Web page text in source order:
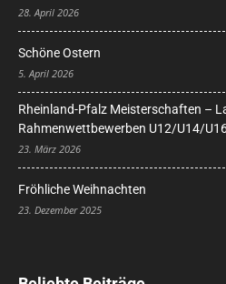
28. April 2026
Schöne Ostern
5. April 2026
Rheinland-Pfalz Meisterschaften –
Rahmenwettbewerben U12/U14/
23. März 2026
Fröhliche Weihnachten
23. Dezember 2025